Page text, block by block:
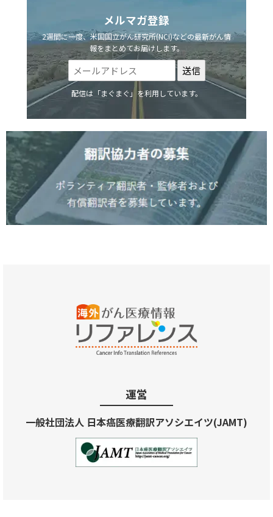
メルマガ登録
2週間に一度、米国国立がん研究所(NCI)などの最新がん情
報をまとめてお届けします。
配信は「まぐまぐ」を利用しています。
運営
一般社団法人 日本癌医療翻訳アソシエイツ(JAMT)